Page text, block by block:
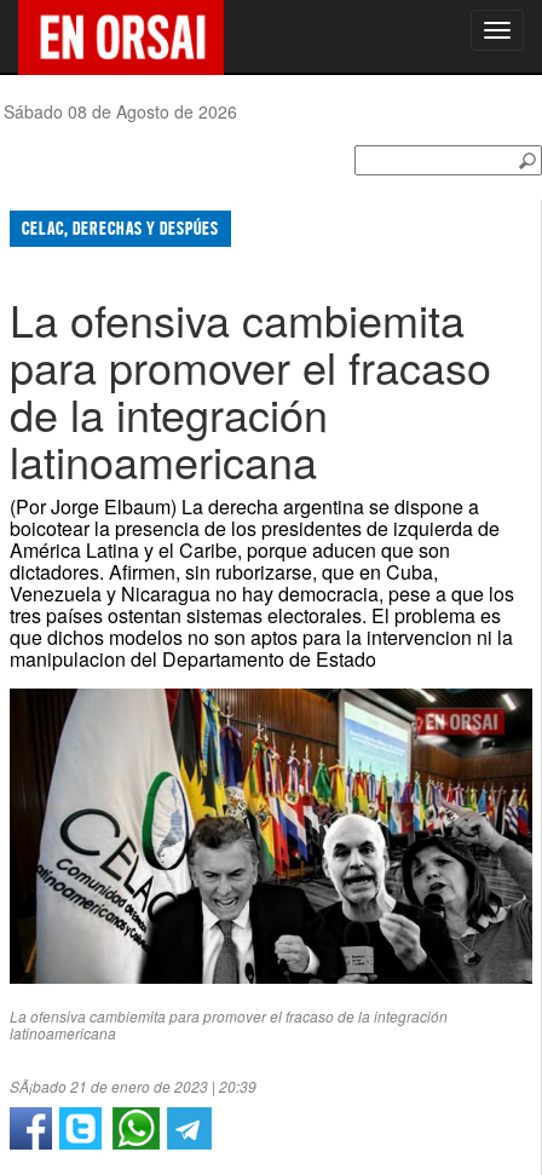
Sábado 08 de Agosto de 2026
CELAC, DERECHAS Y DESPÚES
La ofensiva cambiemita
para promover el fracaso
de la integración
latinoamericana
(Por Jorge Elbaum) La derecha argentina se dispone a
boicotear la presencia de los presidentes de izquierda de
América Latina y el Caribe, porque aducen que son
dictadores. Afirmen, sin ruborizarse, que en Cuba,
Venezuela y Nicaragua no hay democracia, pese a que los
tres países ostentan sistemas electorales. El problema es
que dichos modelos no son aptos para la intervencion ni la
manipulacion del Departamento de Estado
La ofensiva cambiemita para promover el fracaso de la integración
latinoamericana
SÃ¡bado 21 de enero de 2023 | 20:39